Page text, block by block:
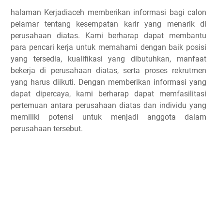
halaman Kerjadiaceh memberikan informasi bagi calon
pelamar tentang kesempatan karir yang menarik di
perusahaan diatas. Kami berharap dapat membantu
para pencari kerja untuk memahami dengan baik posisi
yang tersedia, kualifikasi yang dibutuhkan, manfaat
bekerja di perusahaan diatas, serta proses rekrutmen
yang harus diikuti. Dengan memberikan informasi yang
dapat dipercaya, kami berharap dapat memfasilitasi
pertemuan antara perusahaan diatas dan individu yang
memiliki potensi untuk menjadi anggota dalam
perusahaan tersebut.